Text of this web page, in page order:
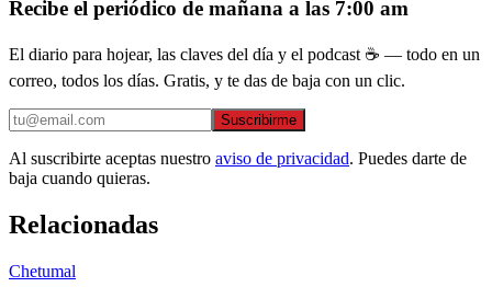
Recibe el periódico de mañana a las 7:00 am
El diario para hojear, las claves del día y el podcast ☕ — todo en un
correo, todos los días. Gratis, y te das de baja con un clic.
Suscribirme
Al suscribirte aceptas nuestro aviso de privacidad. Puedes darte de
baja cuando quieras.
Relacionadas
Chetumal